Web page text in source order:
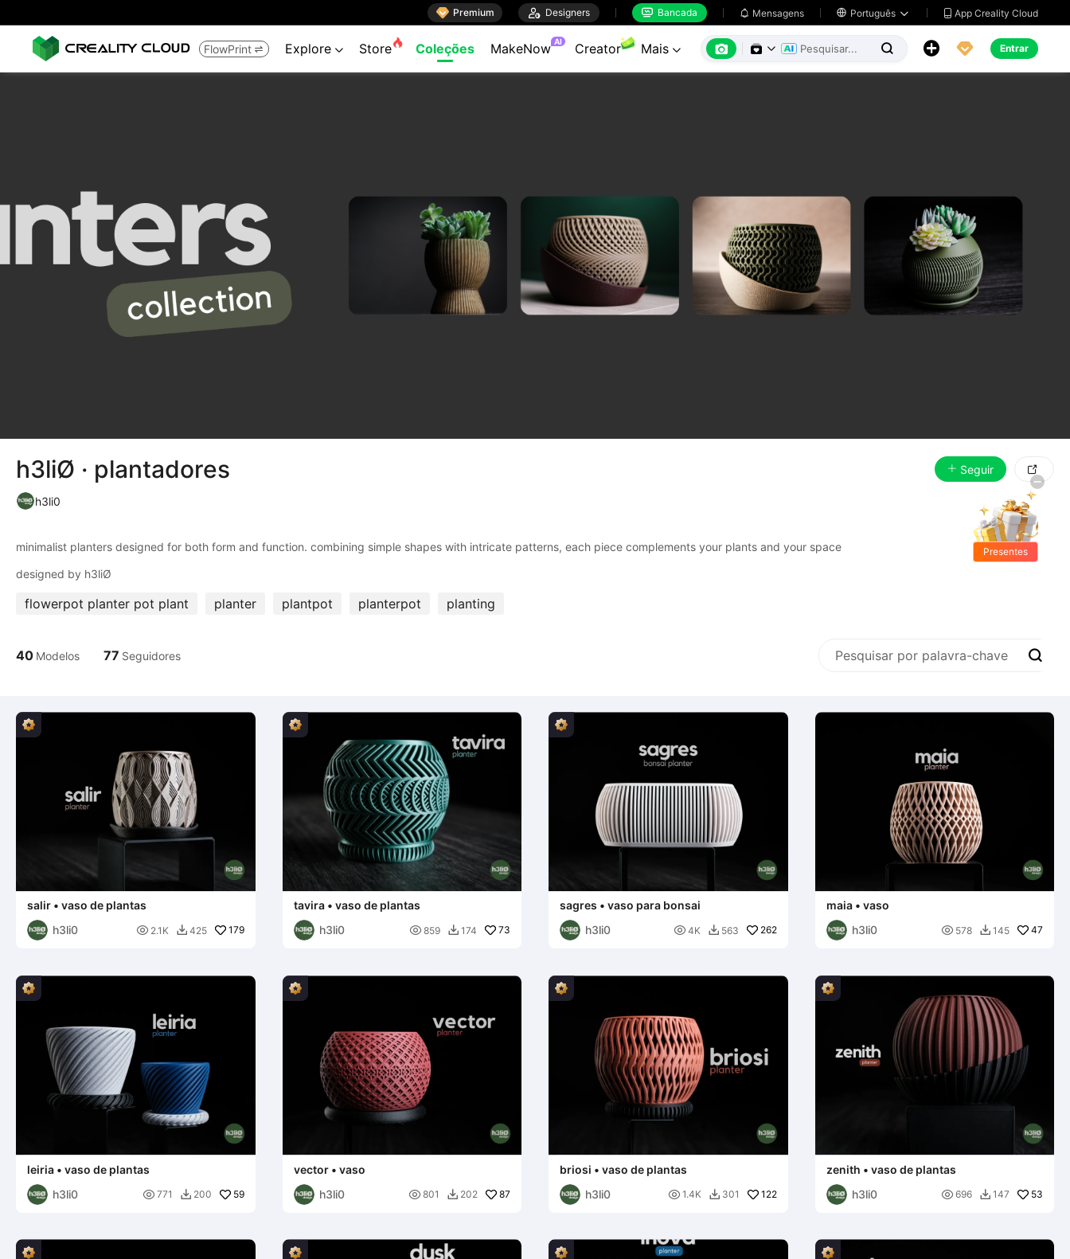
 Premium  Designers  Bancada  Mensagens  Português   App Creality Cloud
FlowPrint  Explore  Store Coleções MakeNow AI Creator Mais       Entrar
h3liØ · plantadores Seguir 
h3li0
minimalist planters designed for both form and function. combining simple shapes with intricate patterns, each piece complements your plants and your space
flowerpot planter pot plant planter plantpot planterpot planting
40 Modelos 77 Seguidores 
salir • vaso de plantas
h3li0
 2.1K  425 179
tavira • vaso de plantas
h3li0
 859  174 73
sagres • vaso para bonsai
h3li0
 4K  563 262
maia • vaso
h3li0
 578  145 47
leiria • vaso de plantas
h3li0
 771  200 59
vector • vaso
h3li0
 801  202 87
briosi • vaso de plantas
h3li0
 1.4K  301 122
zenith • vaso de plantas
h3li0
 696  147 53
Presentes